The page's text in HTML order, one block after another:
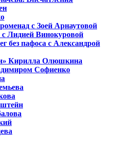
с Зоей Арнаутовой
Лидией Винокуровой
без пафоса с Александрой
Кирилла Олюшкина
Софиенко